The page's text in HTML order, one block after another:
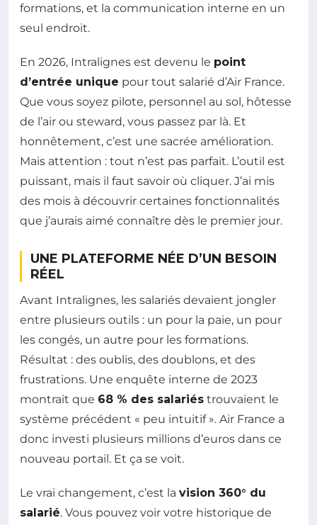
formations, et la communication interne en un
seul endroit.
En 2026, Intralignes est devenu le point
d’entrée unique pour tout salarié d’Air France.
Que vous soyez pilote, personnel au sol, hôtesse
de l’air ou steward, vous passez par là. Et
honnêtement, c’est une sacrée amélioration.
Mais attention : tout n’est pas parfait. L’outil est
puissant, mais il faut savoir où cliquer. J’ai mis
des mois à découvrir certaines fonctionnalités
que j’aurais aimé connaître dès le premier jour.
UNE PLATEFORME NÉE D’UN BESOIN
RÉEL
Avant Intralignes, les salariés devaient jongler
entre plusieurs outils : un pour la paie, un pour
les congés, un autre pour les formations.
Résultat : des oublis, des doublons, et des
frustrations. Une enquête interne de 2023
montrait que 68 % des salariés trouvaient le
système précédent « peu intuitif ». Air France a
donc investi plusieurs millions d’euros dans ce
nouveau portail. Et ça se voit.
Le vrai changement, c’est la vision 360° du
salarié. Vous pouvez voir votre historique de